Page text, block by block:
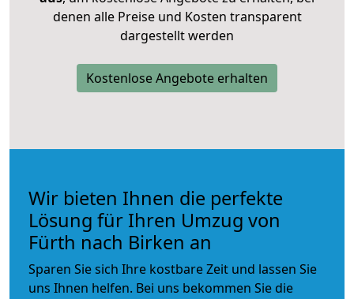
denen alle Preise und Kosten transparent
dargestellt werden
Kostenlose Angebote erhalten
Wir bieten Ihnen die perfekte
Lösung für Ihren Umzug von
Fürth nach Birken an
Sparen Sie sich Ihre kostbare Zeit und lassen Sie
uns Ihnen helfen. Bei uns bekommen Sie die